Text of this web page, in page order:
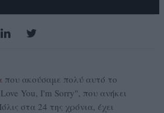
που ακούσαμε πολύ αυτό το
You, I'm Sorry", που ανήκει
στα 24 της χρόνια, έχει